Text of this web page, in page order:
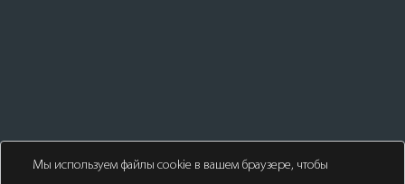
Мы используем файлы cookie в вашем браузере, чтобы